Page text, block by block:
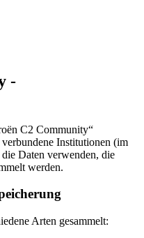
-
C2 Community“
Institutionen (im
Daten verwenden, die
werden.
Arten gesammelt: